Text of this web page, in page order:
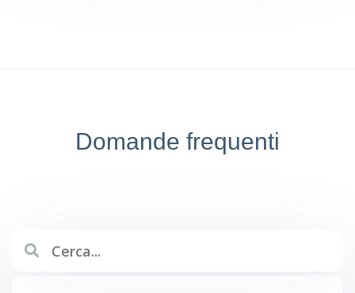
Domande frequenti